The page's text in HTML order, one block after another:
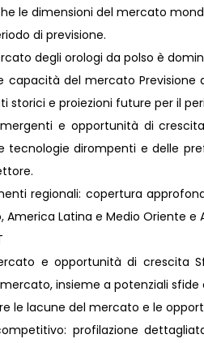
le dimensioni del mercato
di previsione.
degli orologi da polso è
capacità del mercato
storici e proiezioni future per il
e opportunità di
tecnologie dirompenti e delle
regionali: copertura
America Latina e Medio Oriente e
e opportunità di crescita
insieme a potenziali sfide
le lacune del mercato e le
profilazione